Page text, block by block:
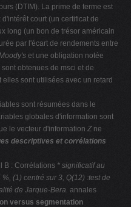
(DTIM). La prime de terme est
court (un certificat de
long (un bon de trésor américain
par l'écart de rendements entre
et une obligation notée
obtenues de msci et de
elles sont utilisées avec un retard
sont résumées dans le
globales d'information sont
le vecteur d'information Zne
descriptives et corrélations
B : Corrélations * significatif au
(1) centré sur 3, Q(12) :test de
de Jarque-Bera. annales
versus segmentation